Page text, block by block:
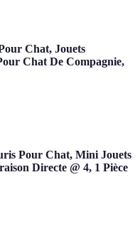
Chat, Jouets
Chat De Compagnie,
Pour Chat, Mini Jouets
Directe @ 4, 1 Pièce